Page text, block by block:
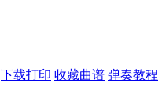
下载打印 收藏曲谱 弹奏教程